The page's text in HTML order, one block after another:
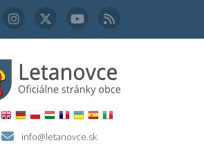
info@letanovce.sk